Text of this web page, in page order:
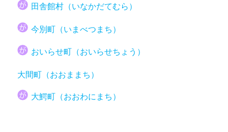
田舎館村（いなかだてむら）
今別町（いまべつまち）
おいらせ町（おいらせちょう）
大間町（おおままち）
大鰐町（おおわにまち）